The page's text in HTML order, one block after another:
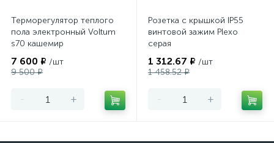
Терморегулятор теплого
пола электронный Voltum
s70 кашемир
7 600 ₽ /шт
9 500 ₽
- +
Розетка с крышкой IP55
винтовой зажим Plexo
серая
1 312.67 ₽ /шт
1 458.52 ₽
- +